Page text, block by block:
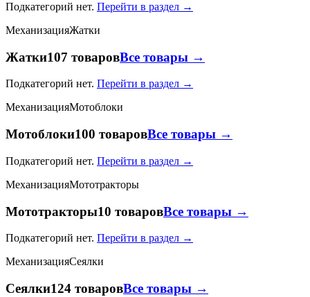
Подкатегорий нет. Перейти в раздел →
МеханизацияЖатки
Жатки107 товаровВсе товары →
Подкатегорий нет. Перейти в раздел →
МеханизацияМотоблоки
Мотоблоки100 товаровВсе товары →
Подкатегорий нет. Перейти в раздел →
МеханизацияМототракторы
Мототракторы10 товаровВсе товары →
Подкатегорий нет. Перейти в раздел →
МеханизацияСеялки
Сеялки124 товаровВсе товары →